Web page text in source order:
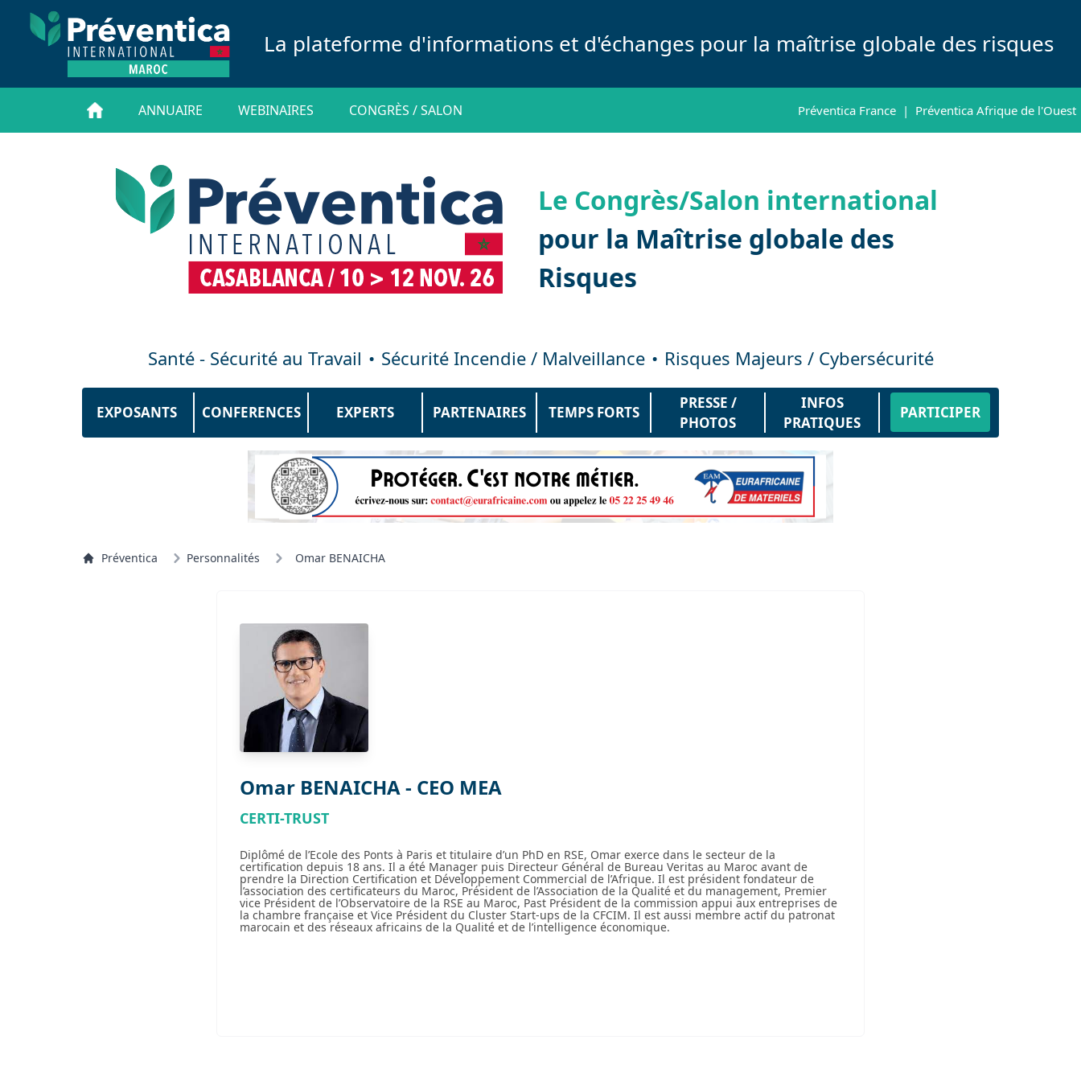
La plateforme d'informations et d'échanges pour la maîtrise globale des risques
ANNUAIRE WEBINAIRES CONGRÈS / SALON Préventica France | Préventica Afrique de l'Ouest
Le Congrès/Salon international
pour la Maîtrise globale des
Risques
Santé - Sécurité au Travail Sécurité Incendie / Malveillance Risques Majeurs / Cybersécurité
EXPOSANTS CONFERENCES EXPERTS PARTENAIRES TEMPS FORTS
PRESSE /
PHOTOS
INFOS
PRATIQUES
PARTICIPER
Préventica Personnalités Omar BENAICHA
Omar BENAICHA - CEO MEA
CERTI-TRUST
Diplômé de l’Ecole des Ponts à Paris et titulaire d’un PhD en RSE, Omar exerce dans le secteur de la
certification depuis 18 ans. Il a été Manager puis Directeur Général de Bureau Veritas au Maroc avant de
prendre la Direction Certification et Développement Commercial de l’Afrique. Il est président fondateur de
l’association des certificateurs du Maroc, Président de l’Association de la Qualité et du management, Premier
vice Président de l’Observatoire de la RSE au Maroc, Past Président de la commission appui aux entreprises de
la chambre française et Vice Président du Cluster Start-ups de la CFCIM. Il est aussi membre actif du patronat
marocain et des réseaux africains de la Qualité et de l’intelligence économique.